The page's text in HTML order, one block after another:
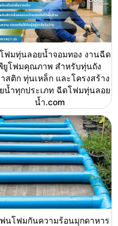
ฟมทุ่นลอยน้ำจอมทอง งานฉีด
ยูโฟมคุณภาพ สำหรับทุ่นถัง
สติก ทุ่นเหล็ก และโครงสร้าง
น้ำทุกประเภท ฉีดโฟมทุ่นลอย
น้ำ.com
นโฟมกันความร้อนมุกดาหาร